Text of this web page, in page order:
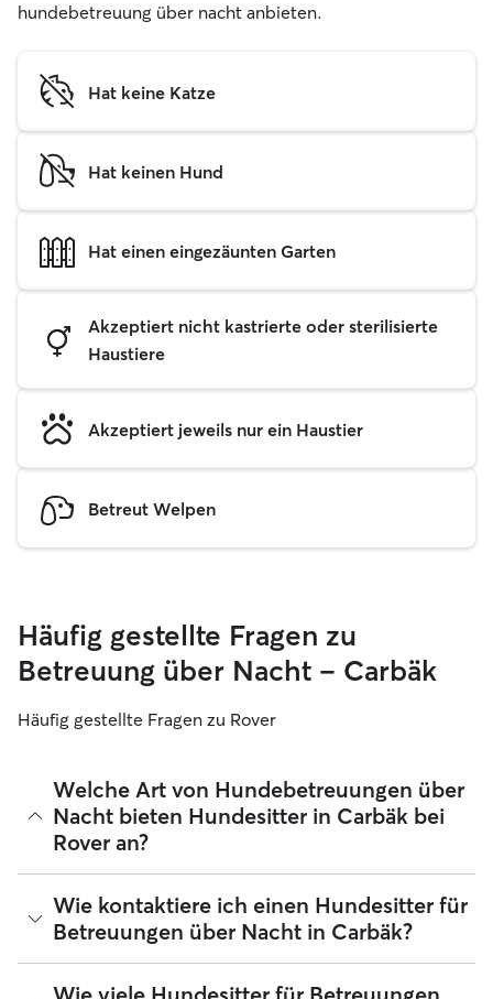
hundebetreuung über nacht anbieten.
Hat keine Katze
Hat keinen Hund
Hat einen eingezäunten Garten
Akzeptiert nicht kastrierte oder sterilisierte
Haustiere
Akzeptiert jeweils nur ein Haustier
Betreut Welpen
Häufig gestellte Fragen zu
Betreuung über Nacht – Carbäk
Häufig gestellte Fragen zu Rover
Welche Art von Hundebetreuungen über
Nacht bieten Hundesitter in Carbäk bei
Rover an?
Mit Rover findest du ganz leicht Hundesitter für
Betreuungen über Nacht in Carbäk, die sich in ihrem
Zuhause liebevoll um deinen Hund kümmern. Die
verifizierten 5-Sterne-Sitter, die du bei Rover findest,
Wie kontaktiere ich einen Hundesitter für
Betreuungen über Nacht in Carbäk?
Wenn du zum ersten Mal nach einem Hundesitter für